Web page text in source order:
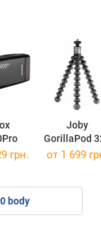
Joby
GorillaPod
грн. от 1 699
body